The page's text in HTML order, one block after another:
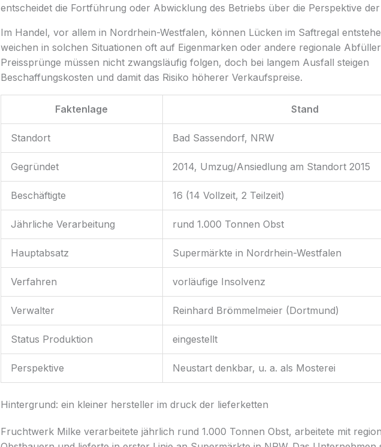
entscheidet die Fortführung oder Abwicklung des Betriebs über die Perspektive
Im Handel, vor allem in Nordrhein-Westfalen, können Lücken im Saftregal
weichen in solchen Situationen oft auf Eigenmarken oder andere regionale
Preissprünge müssen nicht zwangsläufig folgen, doch bei langem Ausfall steigen
Beschaffungskosten und damit das Risiko höherer Verkaufspreise.
Faktenlage Stand
Standort Bad Sassendorf, NRW
Gegründet 2014, Umzug/Ansiedlung am Standort 2015
Beschäftigte 16 (14 Vollzeit, 2 Teilzeit)
Jährliche Verarbeitung rund 1.000 Tonnen Obst
Hauptabsatz Supermärkte in Nordrhein-Westfalen
Verfahren vorläufige Insolvenz
Verwalter Reinhard Brömmelmeier (Dortmund)
Status Produktion eingestellt
Perspektive Neustart denkbar, u. a. als Mosterei
Hintergrund: ein kleiner hersteller im druck der lieferketten
Fruchtwerk Milke verarbeitete jährlich rund 1.000 Tonnen Obst, arbeitete mit